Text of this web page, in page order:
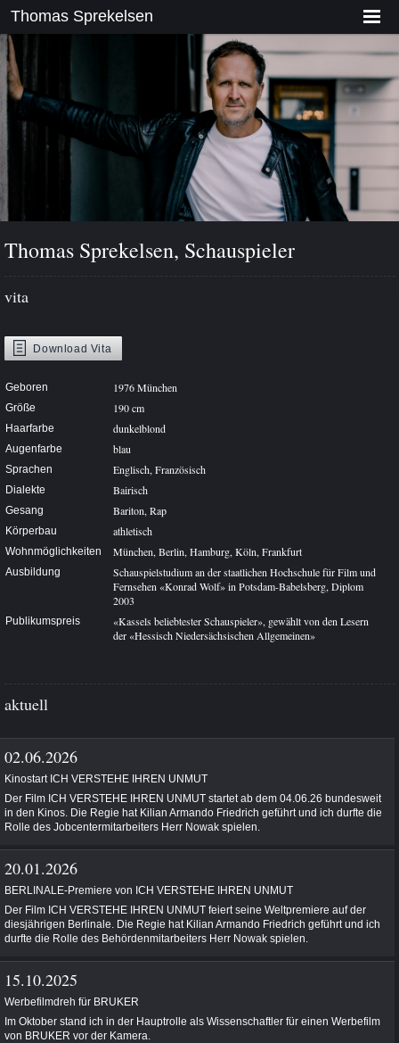
Thomas Sprekelsen
vita
Thomas Sprekelsen, Schauspieler
Download Vita
Geboren 1976 München
Größe 190 cm
Haarfarbe dunkelblond
Augenfarbe blau
Sprachen Englisch, Französisch
Dialekte Bairisch
Gesang Bariton, Rap
Körperbau athletisch
Wohnmöglichkeiten München, Berlin, Hamburg, Köln, Frankfurt
Ausbildung
Schauspielstudium an der staatlichen Hochschule für Film und
Fernsehen «Konrad Wolf» in Potsdam-Babelsberg, Diplom
2003
Publikumspreis
«Kassels beliebtester Schauspieler», gewählt von den Lesern
der «Hessisch Niedersächsischen Allgemeinen»
aktuell
02.06.2026
Kinostart ICH VERSTEHE IHREN UNMUT
Der Film ICH VERSTEHE IHREN UNMUT startet ab dem 04.06.26 bundesweit
in den Kinos. Die Regie hat Kilian Armando Friedrich geführt und ich durfte die
Rolle des Jobcentermitarbeiters Herr Nowak spielen.
20.01.2026
BERLINALE-Premiere von ICH VERSTEHE IHREN UNMUT
Der Film ICH VERSTEHE IHREN UNMUT feiert seine Weltpremiere auf der
diesjährigen Berlinale. Die Regie hat Kilian Armando Friedrich geführt und ich
durfte die Rolle des Behördenmitarbeiters Herr Nowak spielen.
15.10.2025
Werbefilmdreh für BRUKER
Im Oktober stand ich in der Hauptrolle als Wissenschaftler für einen Werbefilm
von BRUKER vor der Kamera.